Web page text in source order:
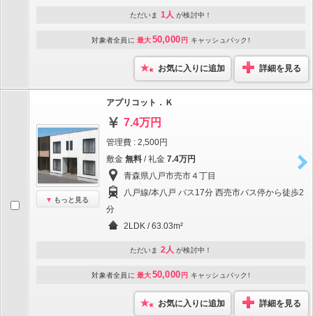
ただいま 1人 が検討中！
対象者全員に 最大50,000 円 キャッシュバック!
お気に入りに追加 詳細を見る
もっと見る
アプリコット．Ｋ
7.4万円
管理費 : 2,500円
敷金 無料 / 礼金 7.4万円
青森県八戸市売市４丁目
八戸線/本八戸 バス17分 西売市バス停から徒歩2
分
2LDK / 63.03m²
ただいま 2人 が検討中！
対象者全員に 最大50,000 円 キャッシュバック!
お気に入りに追加 詳細を見る